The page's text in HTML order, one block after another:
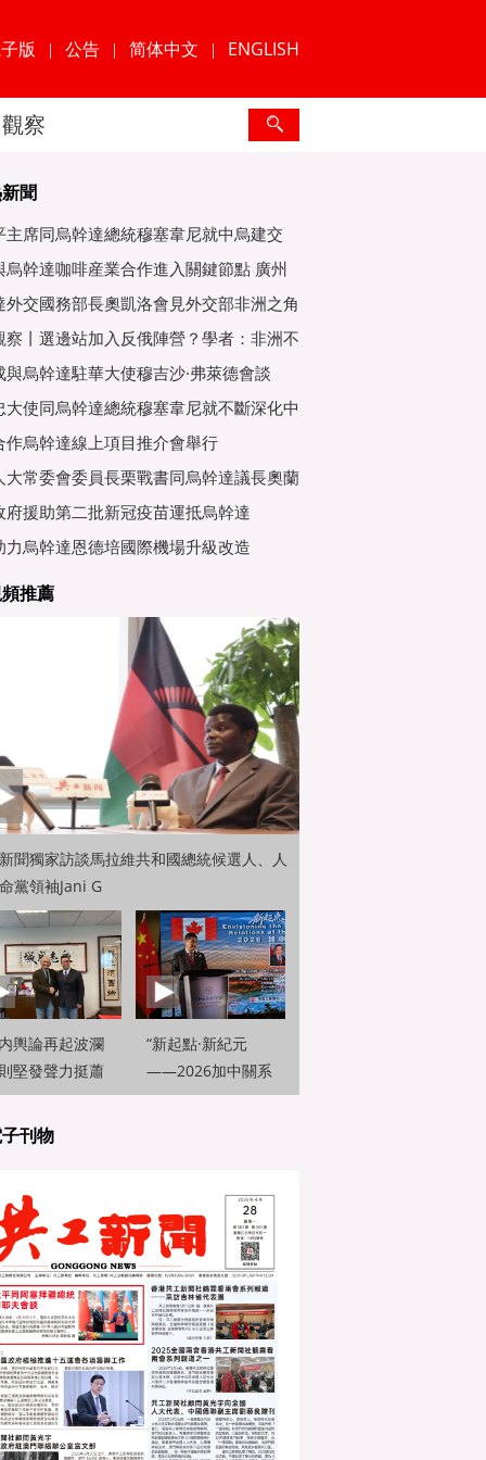
版 | 公告 | 简体中文 | ENGLISH
觀察
聞
主席同烏幹達總統穆塞韋尼就中烏建交
互緻
烏幹達咖啡産業合作進入關鍵節點 廣州
重
外交國務部長奧凱洛會見外交部非洲之角
使
察丨選邊站加入反俄陣營？學者：非洲不
與烏幹達駐華大使穆吉沙·弗萊德會談
大使同烏幹達總統穆塞韋尼就不斷深化中
關
作烏幹達線上項目推介會舉行
大常委會委員長栗戰書同烏幹達議長奧蘭
會
府援助第二批新冠疫苗運抵烏幹達
力烏幹達恩德培國際機場升級改造
推薦
聞獨家訪談馬拉維共和國總統候選人、人
黨領袖Jani G
輿論再起波瀾
堅發聲力挺蕭
并呼籲深化兩
流
“新起點·新紀元
——2026加中關系
展望論壇”在多倫多
刊物